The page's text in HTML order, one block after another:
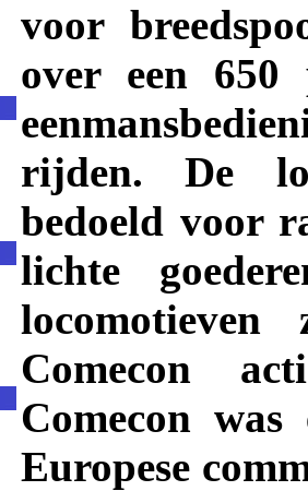
voor
over een 650
rijden. De
bedoeld voor
lichte
Comecon
Comecon was
Europese